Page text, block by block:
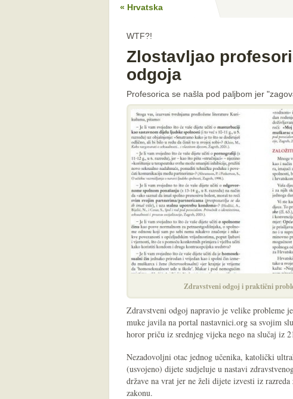
« Hrvatska
WTF?!
Zlostavljao
odgoja
Profesorica se našla pod paljbom jer
Zdravstveni odgoj i praktični
Zdravstveni odgoj napravio je velike probleme
muke javila na portal nastavnici.org sa svojim
horor priču iz srednjeg vijeka nego na slučaj iz
Nezadovoljni otac jednog učenika, katolički
(usvojeno) dijete sudjeluje u nastavi
države na vrat jer ne želi dijete izvesti iz
zakonu.